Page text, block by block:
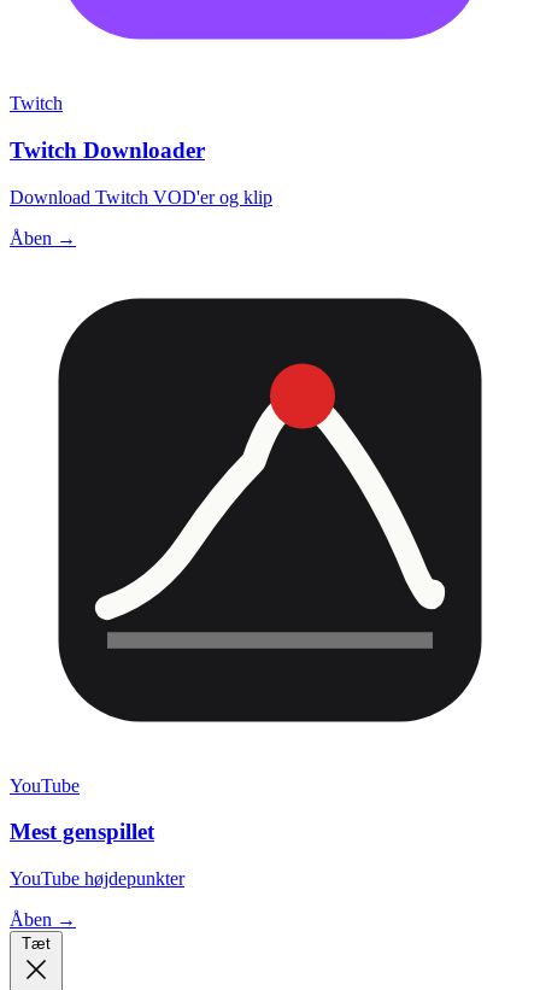
Twitch
Twitch Downloader
Download Twitch VOD'er og klip
Åben →
YouTube
Mest genspillet
YouTube højdepunkter
Åben →
Tæt